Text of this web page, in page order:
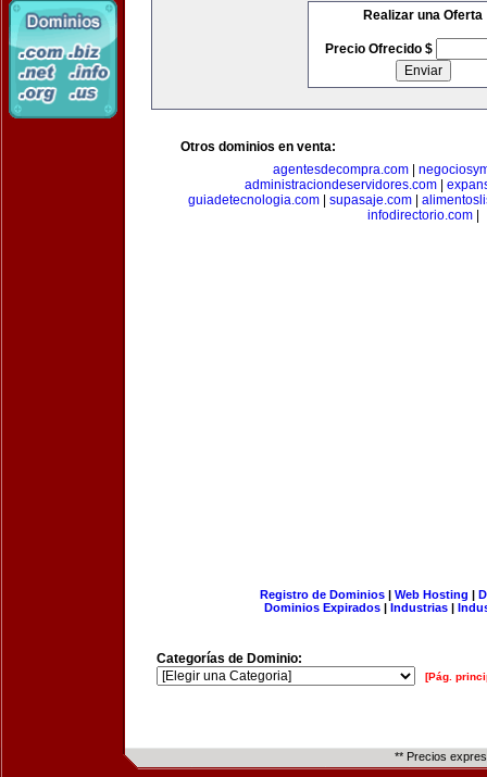
Realizar una Oferta
Precio Ofrecido $
Otros dominios en venta:
agentesdecompra.com|
administraciondeservidores.com
guiadetecnologia.com
supasaje.com
infodirectorio.com|
Registro de Dominios| Web Hosting |
Dominios Expirados | Industrias |
Categorías de Dominio:
[Pág.
** Precios